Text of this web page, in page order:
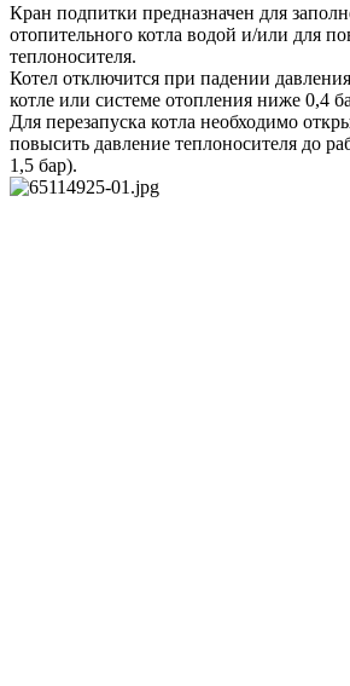
Кран подпитки предназначен для
отопительного котла водой и/или для
теплоносителя.
Котел отключится при падении
котле или системе отопления ниже 0,4
Для перезапуска котла необходимо
повысить давление теплоносителя до
1,5 бар).